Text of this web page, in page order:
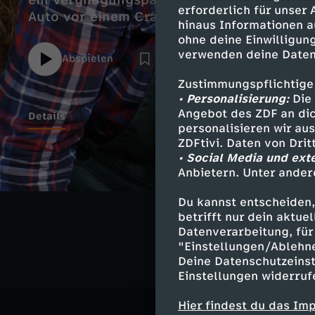
erforderlich für unser
hinaus Informationen
ohne deine
verwenden deine
• Personalisierung:Die
Angebot des ZDF an
personalisieren wir
ZDFtivi. Daten von
• Social Media und
Anbietern. Unter
Du kannst
betrifft nur dein
Datenverarbeitung,
"Einstellungen/
Deine
Einstellungen
Hier findest du das
Auto vor einem Crash zu stoppen.
Abspielen
Details
Action